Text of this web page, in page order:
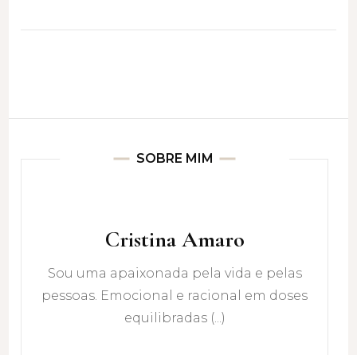
SOBRE MIM
Cristina Amaro
Sou uma apaixonada pela vida e pelas
pessoas. Emocional e racional em doses
equilibradas (...)